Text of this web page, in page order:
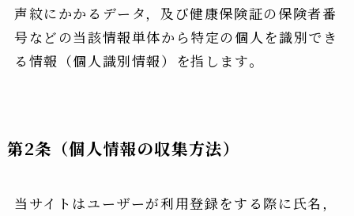
声紋にかかるデータ，及び健康保険証の保険者番
号などの当該情報単体から特定の個人を識別でき
る情報（個人識別情報）を指します。
第2条（個人情報の収集方法）
当サイトはユーザーが利用登録をする際に氏名，